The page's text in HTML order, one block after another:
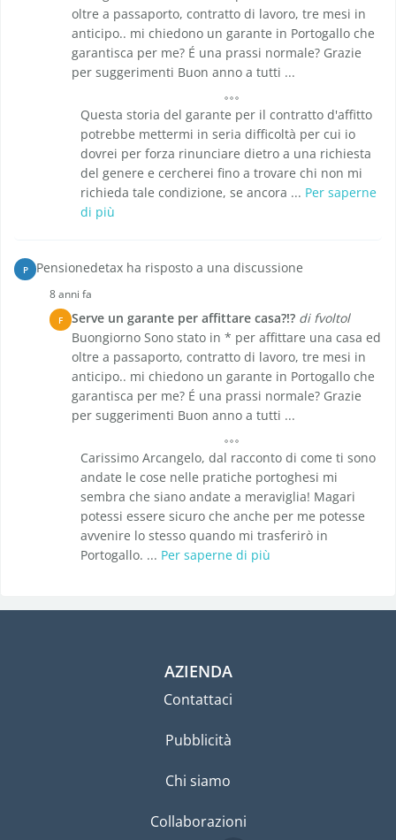
oltre a passaporto, contratto di lavoro, tre mesi in
anticipo.. mi chiedono un garante in Portogallo che
garantisca per me? É una prassi normale? Grazie
per suggerimenti Buon anno a tutti ...
Questa storia del garante per il contratto d'affitto
potrebbe mettermi in seria difficoltà per cui io
dovrei per forza rinunciare dietro a una richiesta
del genere e cercherei fino a trovare chi non mi
richieda tale condizione, se ancora ... Per saperne
di più
P Pensionedetax ha risposto a una discussione
8 anni fa
F Serve un garante per affittare casa?!? di fvoltol
Buongiorno Sono stato in * per affittare una casa ed
oltre a passaporto, contratto di lavoro, tre mesi in
anticipo.. mi chiedono un garante in Portogallo che
garantisca per me? É una prassi normale? Grazie
per suggerimenti Buon anno a tutti ...
Carissimo Arcangelo, dal racconto di come ti sono
andate le cose nelle pratiche portoghesi mi
sembra che siano andate a meraviglia! Magari
potessi essere sicuro che anche per me potesse
avvenire lo stesso quando mi trasferirò in
Portogallo. ... Per saperne di più
AZIENDA
Contattaci
Pubblicità
Chi siamo
Collaborazioni